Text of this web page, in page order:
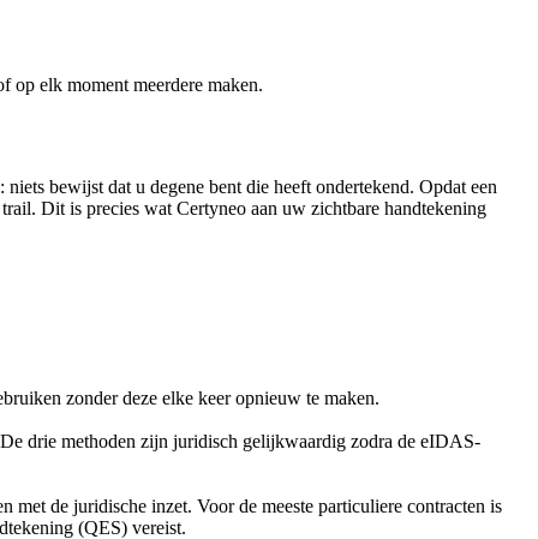
op elk moment meerdere maken.
bewijst dat u degene bent die heeft ondertekend. Opdat een
Dit is precies wat Certyneo aan uw zichtbare handtekening
zonder deze elke keer opnieuw te maken.
drie methoden zijn juridisch gelijkwaardig zodra de eIDAS-
de juridische inzet. Voor de meeste particuliere contracten is
(QES) vereist.